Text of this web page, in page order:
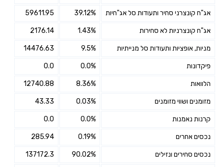
אג"ח קונצרני סחיר ותעודות סל אג"חיות 39.12%
59611.95
אג"ח קונצרניות לא סחירות 1.43%
2176.14
מניות, אופציות ותעודות סל מנייתיות 9.5%
14476.63
פיקדונות 0.0%
0.0
הלוואות 8.36%
12740.88
מזומנים ושווי מזומנים 0.03%
43.33
קרנות נאמנות 0.0%
0.0
נכסים אחרים 0.19%
285.94
נכסים סחירים ונזילים 90.02%
137172.3